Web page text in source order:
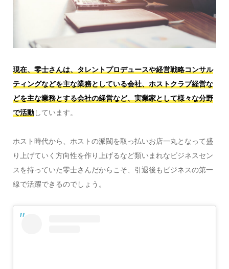
現在、零士さんは、タレントプロデュースや経営戦略コンサル
ティングなどを主な業務としている会社、ホストクラブ経営な
どを主な業務とする会社の経営など、実業家として様々な分野
で活動しています。
ホスト時代から、ホストの派閥を取っ払いお店一丸となって盛
り上げていく方向性を作り上げるなど類いまれなビジネスセン
スを持っていた零士さんだからこそ、引退後もビジネスの第一
線で活躍できるのでしょう。